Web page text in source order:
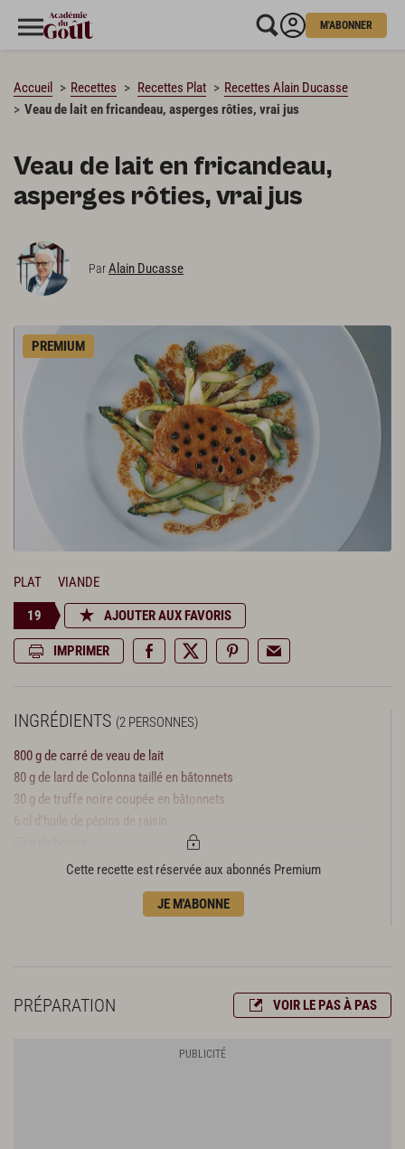
M'ABONNER
Accueil Recettes Recettes Plat
Recettes Alain Ducasse
Veau de lait en fricandeau, asperges rôties, vrai jus
Veau de lait en fricandeau,
asperges rôties, vrai jus
ParAlain Ducasse
PREMIUM
PLAT VIANDE
19 AJOUTER AUX FAVORIS
IMPRIMER
INGRÉDIENTS (2 PERSONNES)
800 g de carré de veau de lait
80 g de lard de Colonna taillé en bâtonnets
30 g de truffe noire coupée en bâtonnets
6 cl d’huile de pépins de raisin
250 g de parures de veau
19 asperges vertes bourgeoises de chez Robert Blanc
20 cl de fond blanc de volaille
Cette recette est réservée aux abonnés Premium
JE M'ABONNE
PRÉPARATION VOIR LE PAS À PAS
CHARGEMENT…